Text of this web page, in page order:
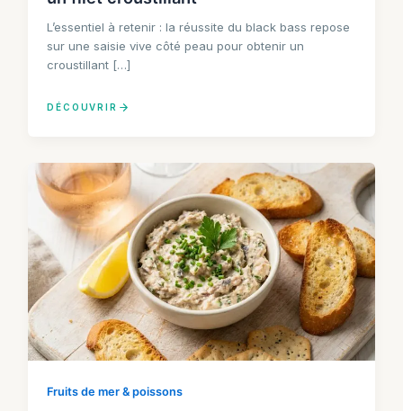
L’essentiel à retenir : la réussite du black bass repose
sur une saisie vive côté peau pour obtenir un
croustillant […]
DÉCOUVRIR
Fruits de mer & poissons